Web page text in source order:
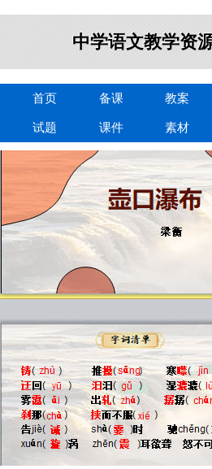
中学语文教学资
首页 备课 教案
试题 课件 素材